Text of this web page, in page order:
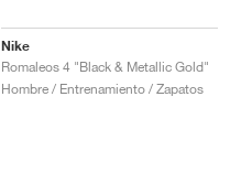
Nike
Romaleos 4 "Black & Metallic Gold"
Hombre / Entrenamiento / Zapatos